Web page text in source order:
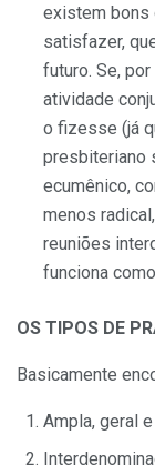
existem bons
satisfazer,
futuro. Se,
atividade
o fizesse (já
presbiteriano
ecumênico,
menos
reuniões
funciona
OS TIPOS DE
Basicamente
Ampla, geral